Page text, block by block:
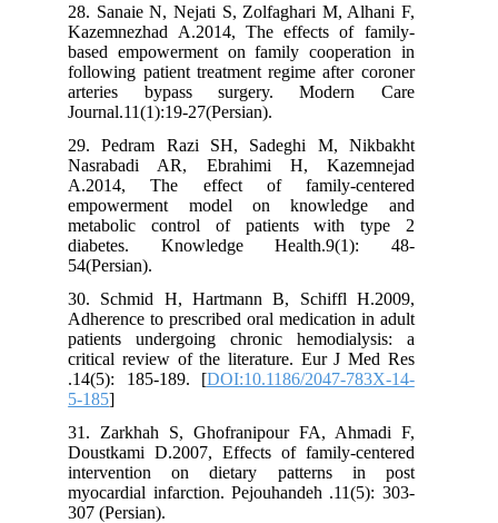
28. Sanaie N, Nejati S, Zolfaghari M, Alhani F,
Kazemnezhad A.2014, The effects of family-
based empowerment on family cooperation in
following patient treatment regime after coroner
arteries bypass surgery. Modern Care
Journal.11(1):19-27(Persian).
29. Pedram Razi SH, Sadeghi M, Nikbakht
Nasrabadi AR, Ebrahimi H, Kazemnejad
A.2014, The effect of family-centered
empowerment model on knowledge and
metabolic control of patients with type 2
diabetes. Knowledge Health.9(1): 48-
54(Persian).
30. Schmid H, Hartmann B, Schiffl H.2009,
Adherence to prescribed oral medication in adult
patients undergoing chronic hemodialysis: a
critical review of the literature. Eur J Med Res
.14(5): 185-189. [DOI:10.1186/2047-783X-14-
31. Zarkhah S, Ghofranipour FA, Ahmadi F,
Doustkami D.2007, Effects of family-centered
intervention on dietary patterns in post
myocardial infarction. Pejouhandeh .11(5): 303-
307 (Persian).